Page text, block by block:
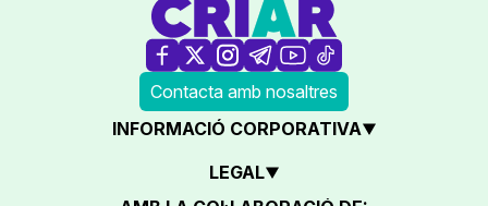
Contacta amb nosaltres
INFORMACIÓ CORPORATIVA
LEGAL